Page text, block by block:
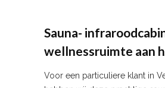
Sauna-
wellnessruimte aan
Voor een particuliere klant in